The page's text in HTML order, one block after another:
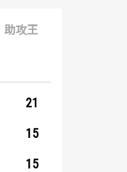
助攻王
21
15
15